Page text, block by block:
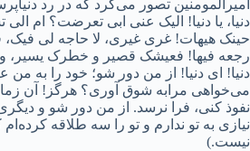
امیرالمومنین تصور می‌کرد که در رد
دنیا، یا دنیا! الیک عنی ابی تعرضت؟ ام
حینک هیهات! غری غیری، لا حاجه لی فیک،
رجعه فیها! فعیشک قصیر و خطرک یسیر،
دنیا! ای دنیا! از من دور شو؛ خود را به
می‌خواهی مرابه شوق آوری؟ هرگز! آن
نفوذ کنی، فرا نرسد. از من دور شو و
نیازی به تو ندارم و تو را سه طلاقه
نیست.)